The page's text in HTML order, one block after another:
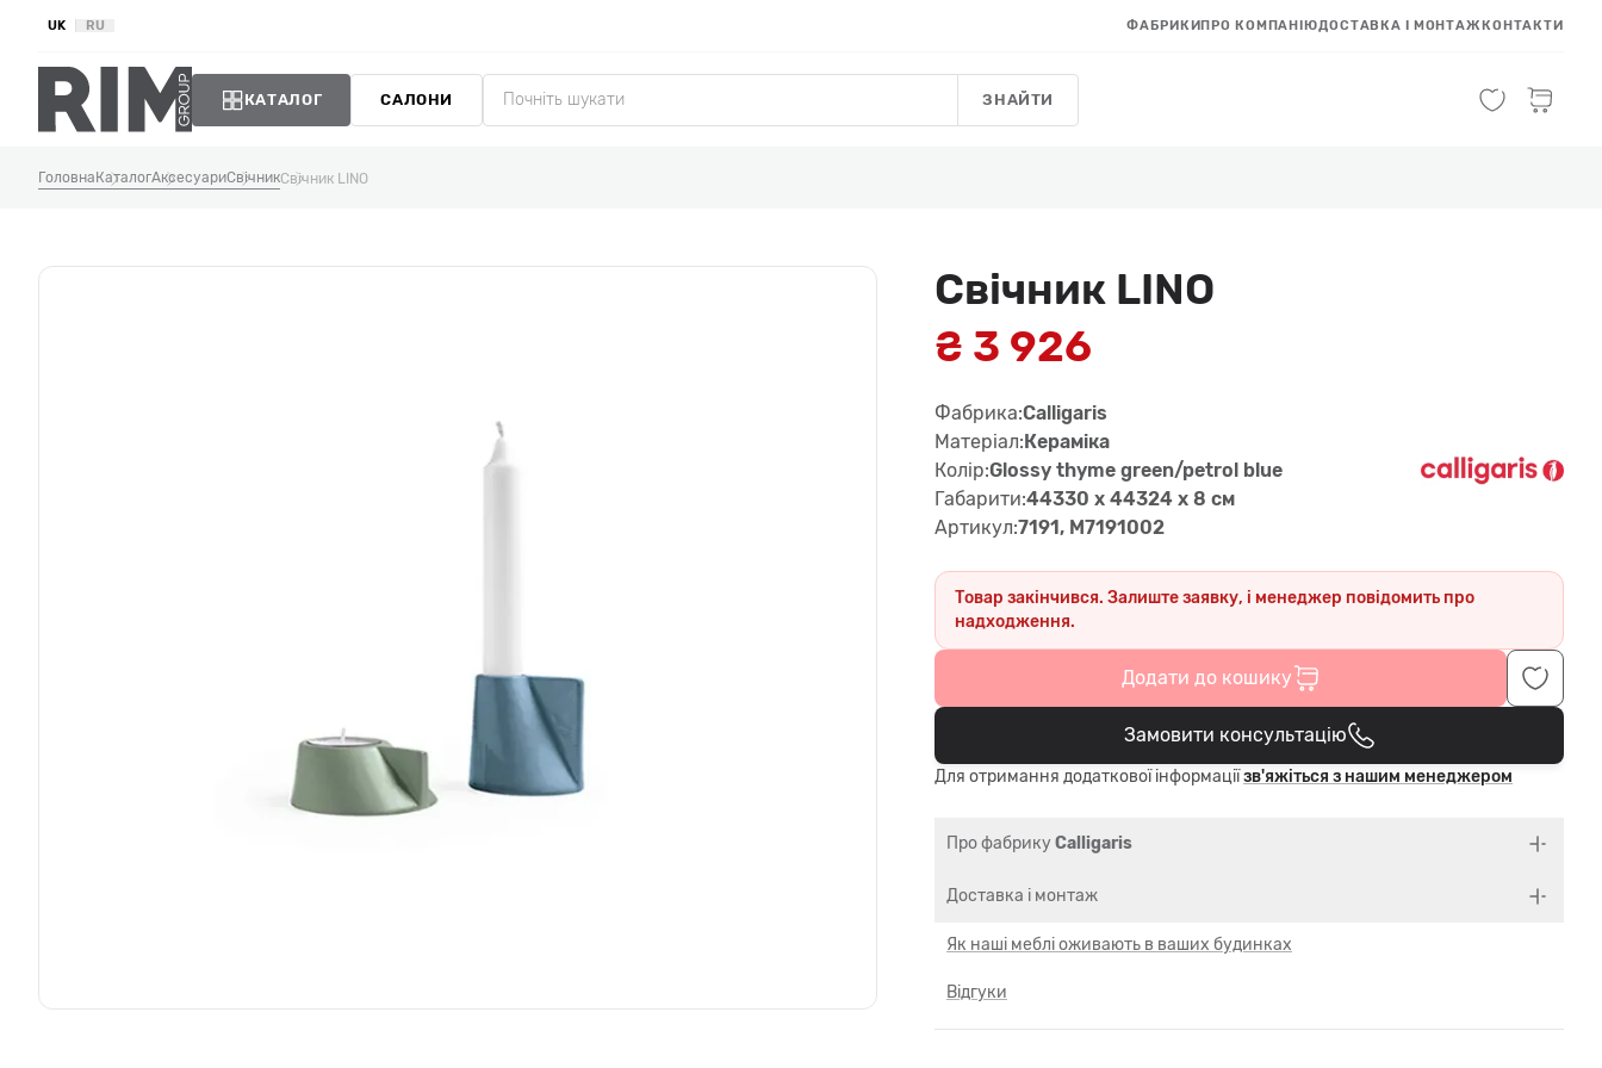
UK RU ФАБРИКИПРО КОМПАНІЮДОСТАВКА І МОНТАЖКОНТАКТИ
КАТАЛОГ САЛОНИ ЗНАЙТИ
Головна КаталогАксесуариСвічникСвічник LINO
Свічник LINO
₴ 3 926
Фабрика:Calligaris
Матеріал:Керамiка
Колір:Glossy thyme green/petrol blue
Габарити:44330 x 44324 x 8 см
Артикул:7191, M7191002
Товар закінчився. Залиште заявку, і менеджер повідомить про
надходження.
Додати до кошику
В кошику
Замовити консультацію
Для отримання додаткової інформаціїзв'яжіться з нашим менеджером
Про фабрикуCalligaris
Доставка і монтаж
Як наші меблі оживають в ваших будинках
Відгуки